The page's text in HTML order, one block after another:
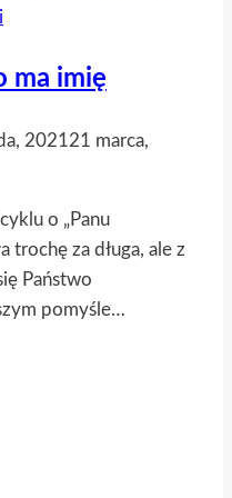
ma imię
202121 marca,
o „Panu
trochę za długa, ale z
Państwo
pomyśle…